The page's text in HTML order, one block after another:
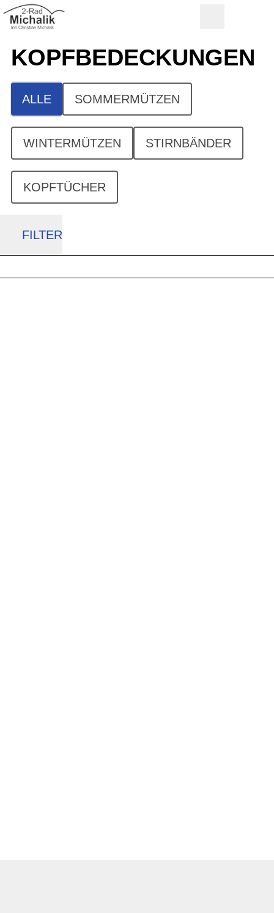
KOPF­BEDECKUNGEN
ALLE SOMMERMÜTZEN
WINTERMÜTZEN STIRNBÄNDER
KOPFTÜCHER
FILTER